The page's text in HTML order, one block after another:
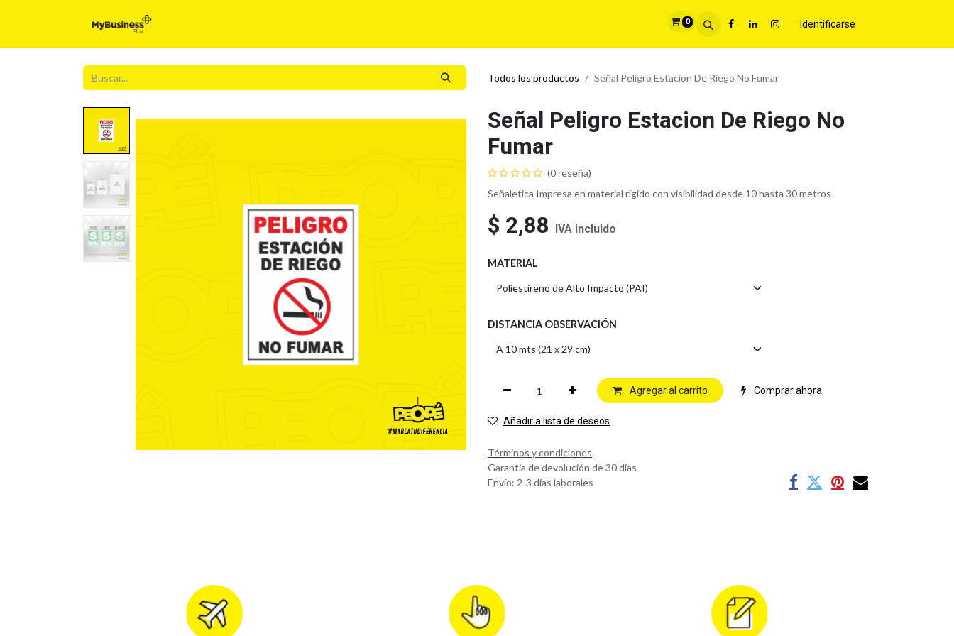
0 Identificarse
Todos los productos Señal Peligro Estacion De Riego No Fumar
Señal Peligro Estacion De Riego No
Fumar
(0 reseña)
Señaletica Impresa en material rígido con visibilidad desde 10 hasta 30 metros
$ 2,88 IVA incluido
MATERIAL
DISTANCIA OBSERVACIÓN
Agregar al carrito Comprar ahora
Añadir a lista de deseos
Términos y condiciones
Garantía de devolución de 30 días
Envío: 2-3 días laborales